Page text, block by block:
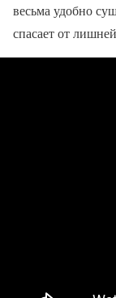
весьма удобно
спасает от